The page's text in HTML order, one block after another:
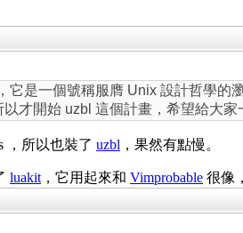
它是一個號稱服膺 Unix 設計哲學的
才開始 uzbl 這個計畫，希望給大家
，所以也裝了 uzbl ，果然有點慢。
luakit ，它用起來和 Vimprobable 很像